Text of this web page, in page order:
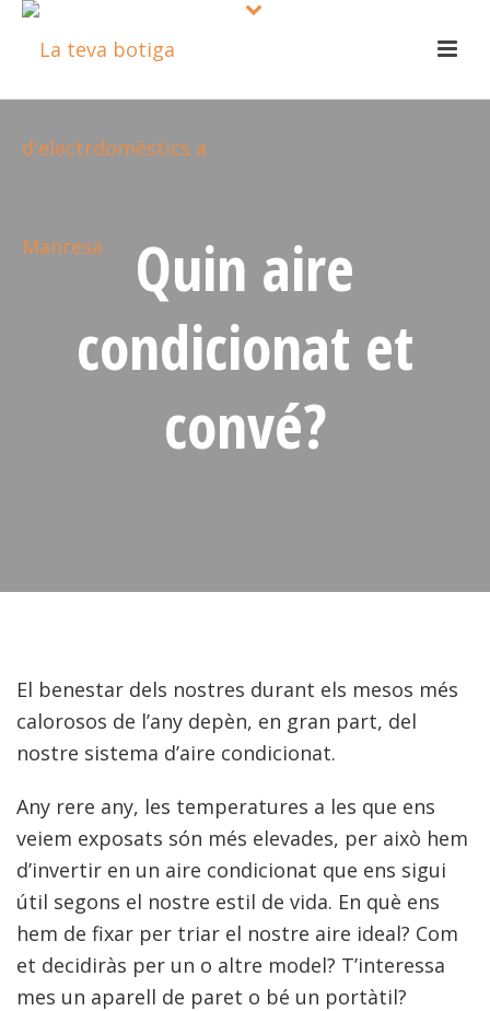
Quin aire
condicionat et
convé?
El benestar dels nostres durant els mesos més
calorosos de l’any depèn, en gran part, del
nostre sistema d’aire condicionat.
Any rere any, les temperatures a les que ens
veiem exposats són més elevades, per això hem
d’invertir en un aire condicionat que ens sigui
útil segons el nostre estil de vida. En què ens
hem de fixar per triar el nostre aire ideal? Com
et decidiràs per un o altre model? T’interessa
mes un aparell de paret o bé un portàtil?